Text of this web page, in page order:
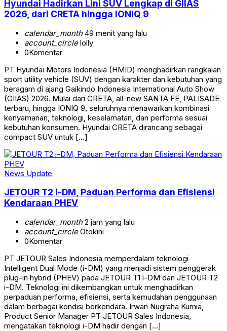
Hyundai Hadirkan Lini SUV Lengkap di GIIAS
2026, dari CRETA hingga IONIQ 9
calendar_month49 menit yang lalu
account_circlelolly
0Komentar
PT Hyundai Motors Indonesia (HMID) menghadirkan rangkaian
sport utility vehicle (SUV) dengan karakter dan kebutuhan yang
beragam di ajang Gaikindo Indonesia International Auto Show
(GIIAS) 2026. Mulai dari CRETA, all-new SANTA FE, PALISADE
terbaru, hingga IONIQ 9, seluruhnya menawarkan kombinasi
kenyamanan, teknologi, keselamatan, dan performa sesuai
kebutuhan konsumen. Hyundai CRETA dirancang sebagai
compact SUV untuk […]
News Update
JETOUR T2 i-DM, Paduan Performa dan Efisiensi
Kendaraan PHEV
calendar_month2 jam yang lalu
account_circleOtokini
0Komentar
PT JETOUR Sales Indonesia memperdalam teknologi
Intelligent Dual Mode (i-DM) yang menjadi sistem penggerak
plug-in hybrid (PHEV) pada JETOUR T1 i-DM dan JETOUR T2
i-DM. Teknologi ini dikembangkan untuk menghadirkan
perpaduan performa, efisiensi, serta kemudahan penggunaan
dalam berbagai kondisi berkendara. Irwan Nugraha Kurnia,
Product Senior Manager PT JETOUR Sales Indonesia,
mengatakan teknologi i-DM hadir dengan […]